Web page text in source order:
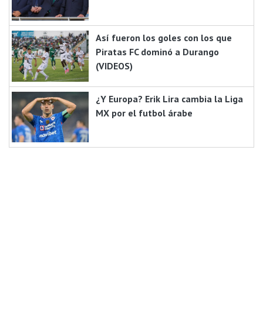
Así fueron los goles con los que
Piratas FC dominó a Durango
(VIDEOS)
¿Y Europa? Erik Lira cambia la Liga
MX por el futbol árabe